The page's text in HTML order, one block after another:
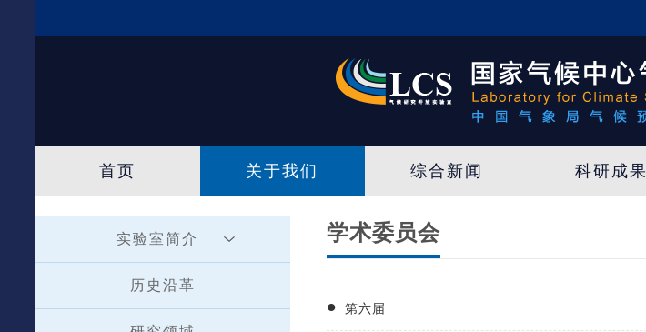
首页 关于我们 综合新闻 科研成果
实验室简介
历史沿革
学术委员会
第六届